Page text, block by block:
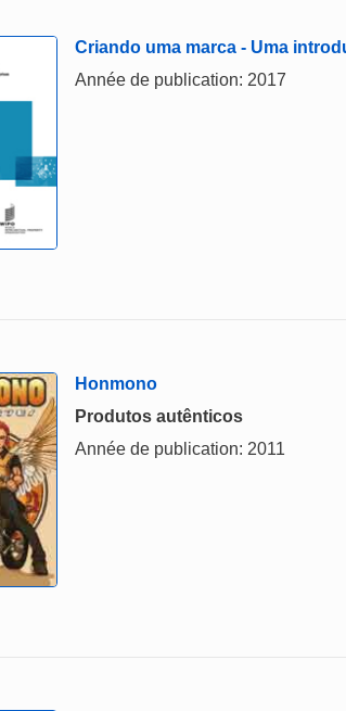
Criando uma marca - Uma
Année de publication: 2017
Honmono
Produtos autênticos
Année de publication: 2011